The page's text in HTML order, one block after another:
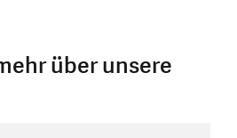
über unsere